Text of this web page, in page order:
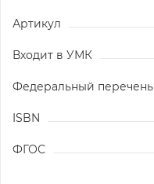
Артикул
Входит в УМК
Федеральный перечень
ISBN
ФГОС